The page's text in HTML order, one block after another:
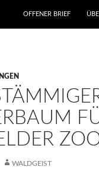
OFFENER BRIEF
WALDGEIST